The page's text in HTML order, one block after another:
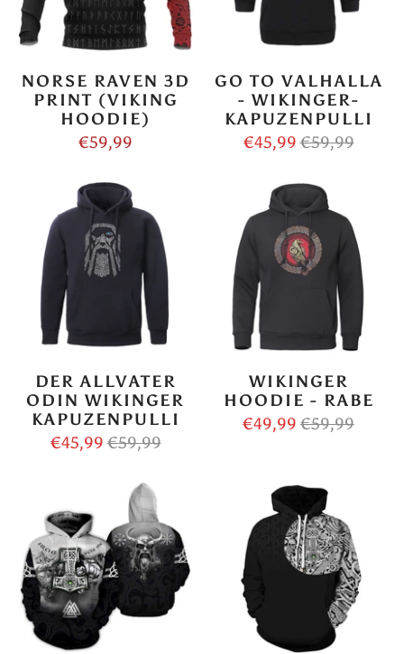
NORSE RAVEN 3D
PRINT (VIKING
HOODIE)
€59,99
GO TO VALHALLA
- WIKINGER-
KAPUZENPULLI
€45,99 €59,99
DER ALLVATER
ODIN WIKINGER
KAPUZENPULLI
€45,99 €59,99
WIKINGER
HOODIE - RABE
€49,99 €59,99